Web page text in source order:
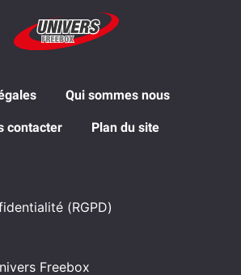
Qui sommes nous
contacter Plan du site
(RGPD)
Freebox